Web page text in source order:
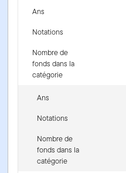
Ans
Notations
Nombre de
fonds dans la
catégorie
Ans
Notations
Nombre de
fonds dans la
catégorie